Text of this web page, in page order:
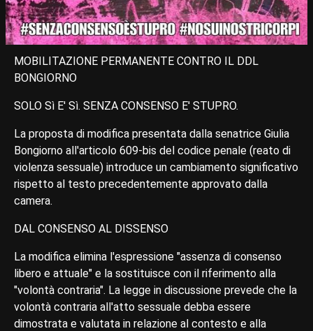
MOBILITAZIONE PERMANENTE CONTRO IL DDL
BONGIORNO
SOLO Sì E' Sì. SENZA CONSENSO E' STUPRO.
La proposta di modifica presentata dalla senatrice Giulia
Bongiorno all'articolo 609-bis del codice penale (reato di
violenza sessuale) introduce un cambiamento significativo
rispetto al testo precedentemente approvato dalla
camera.
DAL CONSENSO AL DISSENSO
La modifica elimina l'espressione "assenza di consenso
libero e attuale" e la sostituisce con il riferimento alla
"volontà contraria". La legge in discussione prevede che la
volontà contraria all'atto sessuale debba essere
dimostrata e valutata in relazione al contesto e alla